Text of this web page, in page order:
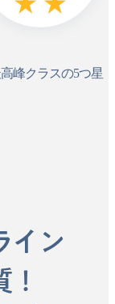
峰クラスの5つ星
イン